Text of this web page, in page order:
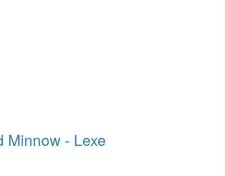
Minnow - Lexe